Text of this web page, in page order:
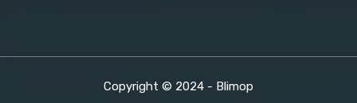
Copyright © 2024 - Blimop